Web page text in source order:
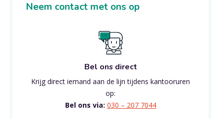
Neem contact met ons op
Bel ons direct
Krijg direct iemand aan de lijn tijdens kantooruren
op:
Bel ons via: 030 – 207 7044